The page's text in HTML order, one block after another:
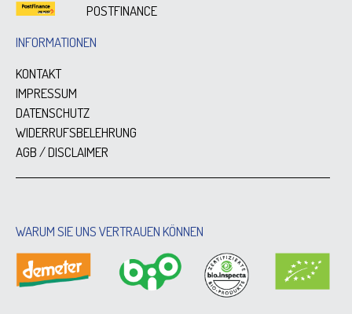
POSTFINANCE
INFORMATIONEN
KONTAKT
IMPRESSUM
DATENSCHUTZ
WIDERRUFSBELEHRUNG
AGB / DISCLAIMER
WARUM SIE UNS VERTRAUEN KÖNNEN